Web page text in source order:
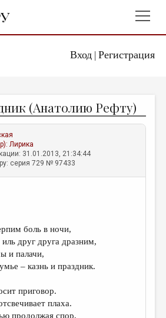
Вход| Регистрация
(Анатолию Рефту)
Лирика
31.01.2013, 21:34:44
серия 729 № 97433
боль в ночи,
друг друга дразним,
и палачи,
– казнь и праздник.
приговор.
плаха.
продолжая спор,